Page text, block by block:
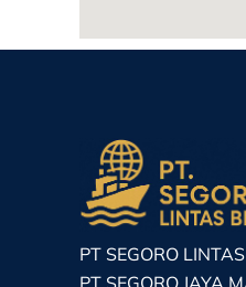
PT SEGORO